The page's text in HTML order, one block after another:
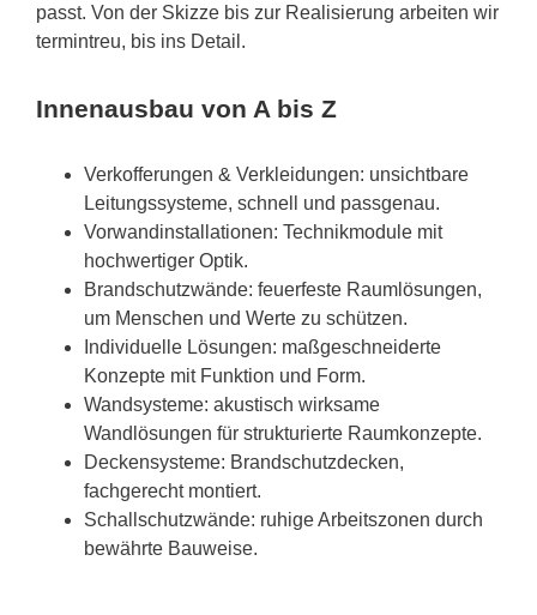
passt. Von der Skizze bis zur Realisierung arbeiten wir
termintreu, bis ins Detail.
Innenausbau von A bis Z
Verkofferungen & Verkleidungen: unsichtbare
Leitungssysteme, schnell und passgenau.
Vorwandinstallationen: Technikmodule mit
hochwertiger Optik.
Brandschutzwände: feuerfeste Raumlösungen,
um Menschen und Werte zu schützen.
Individuelle Lösungen: maßgeschneiderte
Konzepte mit Funktion und Form.
Wandsysteme: akustisch wirksame
Wandlösungen für strukturierte Raumkonzepte.
Deckensysteme: Brandschutzdecken,
fachgerecht montiert.
Schallschutzwände: ruhige Arbeitszonen durch
bewährte Bauweise.